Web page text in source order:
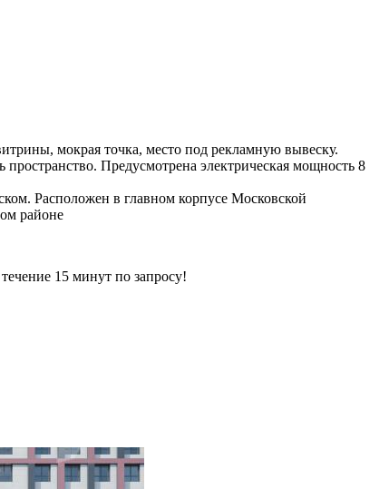
мокрая точка, место под рекламную вывеску.
Предусмотрена электрическая мощность 8
Расположен в главном корпусе Московской
районе
15 минут по запросу!